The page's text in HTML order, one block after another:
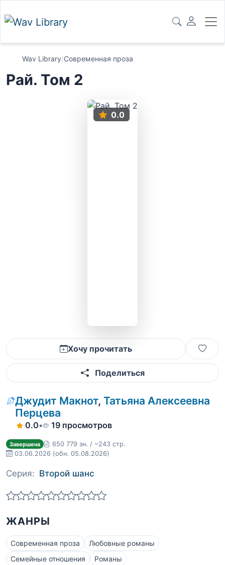
Wav Library/Современная проза
Рай. Том 2
0.0
Хочу прочитать
Поделиться
Джудит Макнот, Татьяна Алексеевна
Перцева
0.0• 19 просмотров
Завершена
650 779 зн. / ~243 стр.
03.06.2026 (обн. 05.08.2026)
Серия: Второй шанс
ЖАНРЫ
Современная проза
Любовные романы
Семейные отношения
Романы